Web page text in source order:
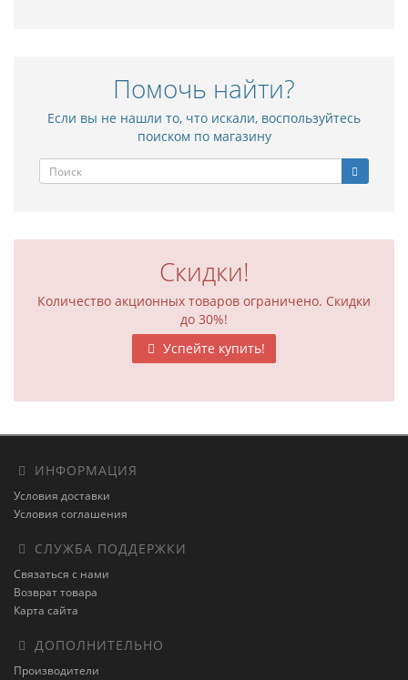
Помочь найти?
Если вы не нашли то, что искали, воспользуйтесь
поиском по магазину
Скидки!
Количество акционных товаров ограничено. Скидки
до 30%!
Успейте купить!
ИНФОРМАЦИЯ
Условия доставки
Условия соглашения
СЛУЖБА ПОДДЕРЖКИ
Связаться с нами
Возврат товара
Карта сайта
ДОПОЛНИТЕЛЬНО
Производители